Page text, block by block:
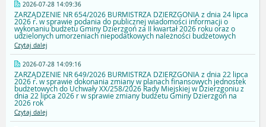
2026-07-28 14:09:36
ZARZĄDZENIE NR 654/2026 BURMISTRZA DZIERZGONIA z dnia 24 lipca
2026 r. w sprawie podania do publicznej wiadomości informacji o
wykonaniu budżetu Gminy Dzierzgoń za II kwartał 2026 roku oraz o
udzielonych umorzeniach niepodatkowych należności budżetowych
Czytaj dalej
2026-07-28 14:09:16
ZARZĄDZENIE NR 649/2026 BURMISTRZA DZIERZGONIA z dnia 22 lipca
2026 r. w sprawie dokonania zmiany w planach finansowych jednostek
budżetowych do Uchwały XX/258/2026 Rady Miejskiej w Dzierzgoniu z
dnia 22 lipca 2026 r w sprawie zmiany budżetu Gminy Dzierzgoń na
2026 rok
Czytaj dalej